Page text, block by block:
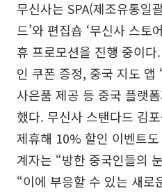
무신사는 SPA(제조유통일
드’와 편집숍 ‘무신사 스토
휴 프로모션을 진행 중이
인 쿠폰 증정, 중국 지도 앱
사은품 제공 등 중국 플랫
했다. 무신사 스탠다드 김
제휴해 10% 할인 이벤트
계자는 “방한 중국인들의
“이에 부응할 수 있는 새로